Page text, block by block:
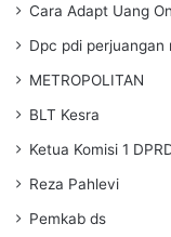
Cara Adapt Uang
Dpc pdi perjuangan
METROPOLITAN
BLT Kesra
Ketua Komisi 1
Reza Pahlevi
Pemkab ds